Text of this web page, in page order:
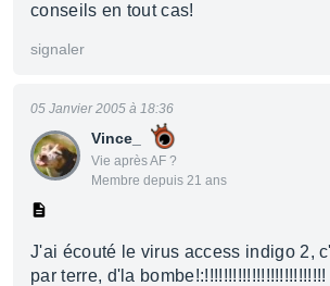
conseils en tout cas!
signaler
Vince_
Vie après AF ?
Membre depuis 21 ans
05 Janvier 2005 à 18:36
J'ai écouté le virus access indigo 2,
par terre, d'la bombe!:!!!!!!!!!!!!!!!!!!!!!!!!!!